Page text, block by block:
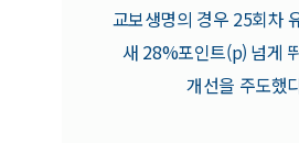
교보생명의 경우 25회차
새 28%포인트(p) 넘게
개선을 주도했